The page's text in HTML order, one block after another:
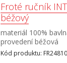
Froté ručník
béžový
materiál 100%
provedení béžová
Kód produktu: